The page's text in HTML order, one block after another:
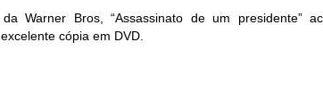
da Warner Bros, “Assassinato de um presidente”
cópia em DVD.